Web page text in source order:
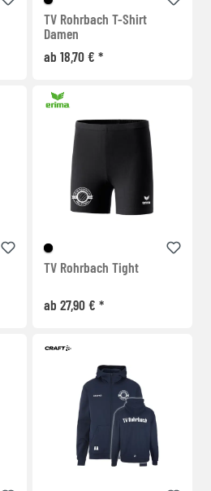
TV Rohrbach T-Shirt
Damen
ab 18,70 € *
TV Rohrbach Tight
ab 27,90 € *